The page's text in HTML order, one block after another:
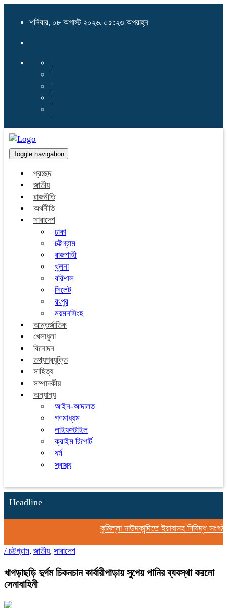
শনিবার, ০৮ অগাস্ট ২০২৬, ০৫:২৩ অপরাহ্ন
Toggle navigation
প্রচ্ছদ
জাতীয়
রাজনীতি
অর্থনীতি
সারাদেশ
ঢাকা
চট্টগ্রাম
রাজশাহী
খুলনা
বরিশাল
সিলেট
রংপুর
ময়মনসিংহ
আন্তর্জাতিক
খেলাধুলা
বিনোদন
তথ্যপ্রযুক্তি
সাহিত্য
সম্পাদকীয়
অন্যান্য
আইন-আদালত
গণমাধ্যম
লাইফস্টাইল
ক্রাইম রিপোর্ট
ধর্ম
স্বাস্থ্য
Headline
কুমিল্লা দাউদকান্দিতে ইয়াবাসহ নিষিদ্ধ
/ চট্টগ্রাম, জাতীয়, সারাদেশ
খাগড়াছড়ি দুর্গম চিকনচান কার্বারীপাড়ায় সুপেয় পানির ব্যবস্থা করলো
সেনাবাহিনী